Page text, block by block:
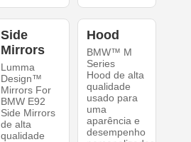
Side
Mirrors
Lumma
Design™
Mirrors For
BMW E92
Side Mirrors
de alta
qualidade
Hood
BMW™ M
Series
Hood de alta
qualidade
usado para
uma
aparência e
desempenho